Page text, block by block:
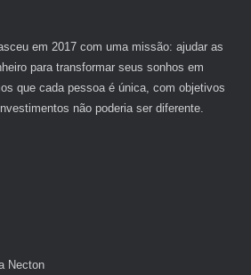
em 2017 com uma missão: ajudar as
para transformar seus sonhos em
que cada pessoa é única, com objetivos
não poderia ser diferente.
Necton